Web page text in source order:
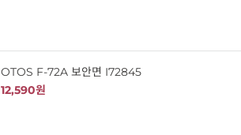
OTOS F-72A 보안면 I72845
12,590원